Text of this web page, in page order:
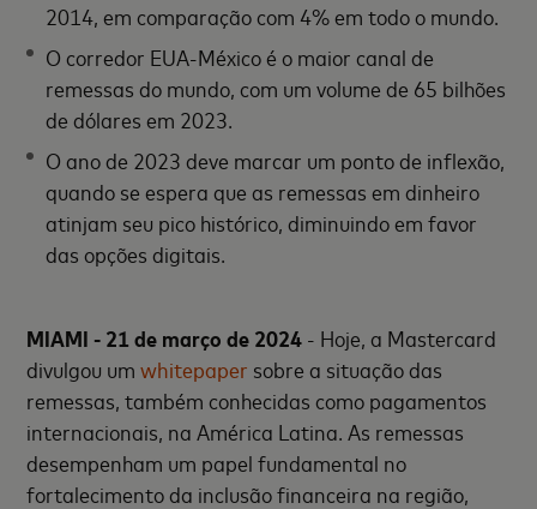
2014, em comparação com 4% em todo o mundo.
O corredor EUA-México é o maior canal de
remessas do mundo, com um volume de 65 bilhões
de dólares em 2023.
O ano de 2023 deve marcar um ponto de inflexão,
quando se espera que as remessas em dinheiro
atinjam seu pico histórico, diminuindo em favor
das opções digitais.
MIAMI - 21 de março de 2024 - Hoje, a Mastercard
divulgou umwhitepaper sobre a situação das
remessas, também conhecidas como pagamentos
internacionais, na América Latina. As remessas
desempenham um papel fundamental no
fortalecimento da inclusão financeira na região,